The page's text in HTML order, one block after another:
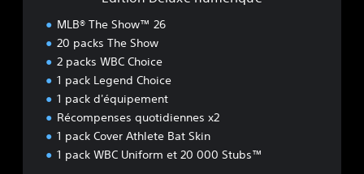
MLB® The Show™ 26
20 packs The Show
2 packs WBC Choice
1 pack Legend Choice
1 pack d'équipement
Récompenses quotidiennes x2
1 pack Cover Athlete Bat Skin
1 pack WBC Uniform et 20 000 Stubs™